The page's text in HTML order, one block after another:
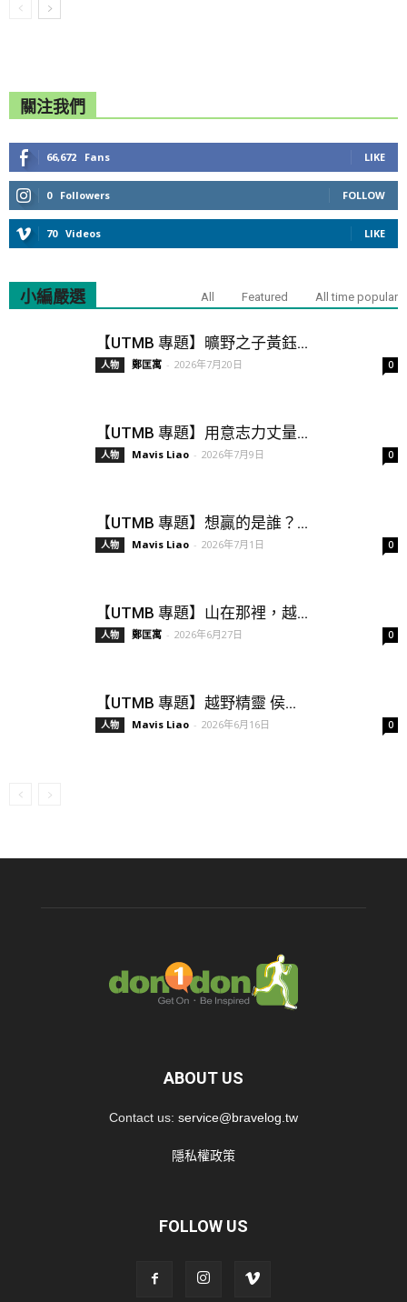
關注我們
66,672 Fans LIKE
0 Followers FOLLOW
70 Videos LIKE
小編嚴選 All Featured All time popular
【UTMB 專題】曠野之子黃鈺...
人物 鄭匡寓 - 2026年7月20日 0
【UTMB 專題】用意志力丈量...
人物 Mavis Liao - 2026年7月9日 0
【UTMB 專題】想贏的是誰？...
人物 Mavis Liao - 2026年7月1日 0
【UTMB 專題】山在那裡，越...
人物 鄭匡寓 - 2026年6月27日 0
【UTMB 專題】越野精靈 侯...
人物 Mavis Liao - 2026年6月16日 0
ABOUT US
Contact us: service@bravelog.tw
隱私權政策
FOLLOW US